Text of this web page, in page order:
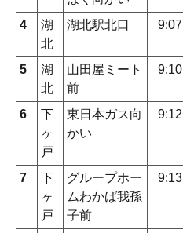
4
湖
北
湖北駅北口 9:07
5
湖
北
山田屋ミート
前
9:10
6
下
ヶ
戸
東日本ガス向
かい
9:12
7
下
ヶ
戸
グループホー
ムわかば我孫
子前
9:13